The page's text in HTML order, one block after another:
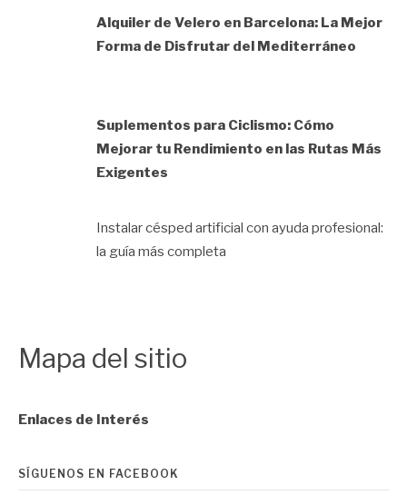
Alquiler de Velero en Barcelona: La Mejor
Forma de Disfrutar del Mediterráneo
Suplementos para Ciclismo: Cómo
Mejorar tu Rendimiento en las Rutas Más
Exigentes
Instalar césped artificial con ayuda profesional:
la guía más completa
Mapa del sitio
Enlaces de Interés
SÍGUENOS EN FACEBOOK